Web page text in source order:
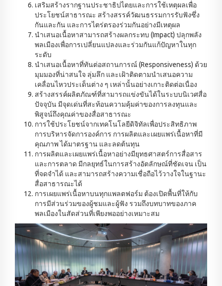
เสริมสร้างรากฐานประชาธิปไตยและการใช้เหตุผลเพื่อ
ประโยชน์สาธารณะ สร้างสรรค์วัฒนธรรมการรับฟังซึ่ง
กันและกัน และการไตร่ตรองร่วมกันอย่างมีเหตุผล
นำเสนอเนื้อหาสามารถสร้างผลกระทบ (Impact) ปลุกพลัง
พลเมืองเพื่อการเปลี่ยนแปลงและร่วมกันแก้ปัญหาในทุก
ระดับ
นำเสนอเนื้อหาที่ทันต่อสถานการณ์ (Responsiveness) ด้วย
มุมมองที่น่าสนใจ ลุ่มลึก และเฝ้าติดตามนำเสนอความ
เคลื่อนไหวประเด็นต่าง ๆ เหล่านั้นอย่างเกาะติดต่อเนื่อง
สร้างสรรค์ผลิตภัณฑ์ที่สามารถแข่งขันได้ในระบบนิเวศสื่อ
ปัจจุบัน มีจุดเด่นที่สะท้อนความคุ้มค่าของการลงทุนและ
พิสูจน์ถึงคุณค่าของสื่อสาธารณะ
การใช้ประโยชน์จากเทคโนโลยีดิจิทัลเพื่อประสิทธิภาพ
การบริหารจัดการองค์การ การผลิตและเผยแพร่เนื้อหาที่มี
คุณภาพ ได้มาตรฐาน และลดต้นทุน
การผลิตและเผยแพร่เนื้อหาอย่างมียุทธศาสตร์การสื่อสาร
และการตลาด มีกลยุทธ์ในการสร้างอัตลักษณ์ที่ชัดเจน เป็น
ที่จดจำได้ และสามารถสร้างความเชื่อถือไว้วางใจในฐานะ
สื่อสาธารณะได้
การเผยแพร่เนื้อหาบนทุกแพลตฟอร์ม ต้องเปิดพื้นที่ให้กับ
การมีส่วนร่วมของผู้ชมและผู้ฟัง รวมถึงบทบาทของภาค
พลเมืองในสัดส่วนที่เพียงพออย่างเหมาะสม